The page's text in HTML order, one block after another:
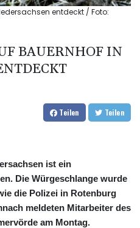
entdeckt / Foto:
BAUERNHOF IN
Teilen Teilen
ist ein
Die Würgeschlange wurde
die Polizei in Rotenburg
meldeten Mitarbeiter des
am Montag.